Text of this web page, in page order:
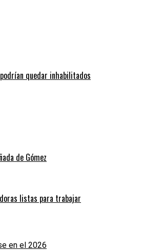
quedar inhabilitados
de Gómez
listas para trabajar
en el 2026